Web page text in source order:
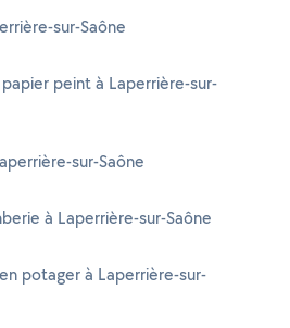
sur-Saône
peint à Laperrière-sur-
sur-Saône
à Laperrière-sur-Saône
potager à Laperrière-sur-